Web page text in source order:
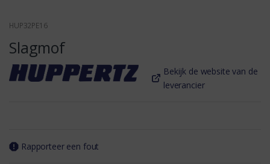
HUP32PE16
Slagmof
Bekijk de website van de
leverancier
Rapporteer een fout